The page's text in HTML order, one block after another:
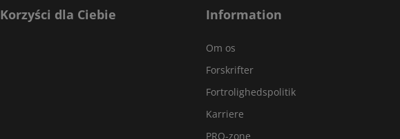
Korzyści dla Ciebie Information
Om os
Forskrifter
Fortrolighedspolitik
Karriere
PRO-zone